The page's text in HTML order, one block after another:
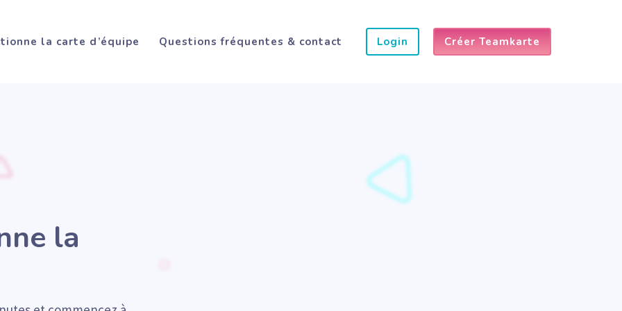
la carte d’équipe Questions fréquentes & contact Login Créer Teamkarte
la